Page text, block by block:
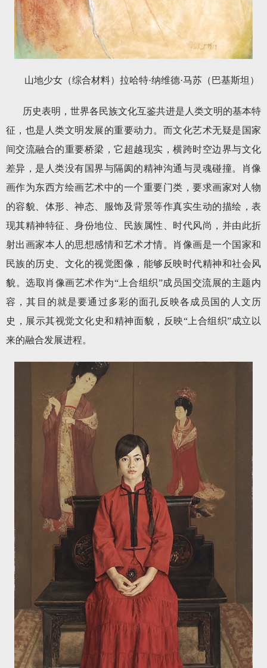
山地少女（综合材料）拉哈特·纳维德·马苏（巴基斯坦）
历史表明，世界各民族文化互鉴共进是人类文明的基本特
征，也是人类文明发展的重要动力。而文化艺术无疑是国家
间交流融合的重要桥梁，它超越现实，横跨时空边界与文化
差异，是人类没有国界与隔阂的精神沟通与灵魂碰撞。肖像
画作为东西方绘画艺术中的一个重要门类，要求画家对人物
的容貌、体形、神态、服饰及背景等作真实生动的描绘，表
现其精神特征、身份地位、民族属性、时代风尚，并由此折
射出画家本人的思想感情和艺术才情。肖像画是一个国家和
民族的历史、文化的视觉图像，能够反映时代精神和社会风
貌。选取肖像画艺术作为“上合组织”成员国交流展的主题内
容，其目的就是要通过多彩的面孔反映各成员国的人文历
史，展示其视觉文化史和精神面貌，反映“上合组织”成立以
来的融合发展进程。